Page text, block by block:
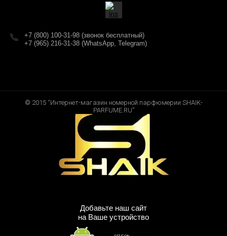
+7 (800) 100-31-98 (звонок бесплатный)
+7 (965) 216-31-38 (WhatsApp, Telegram)
© 2015 “Интернет-магазин номерной парфюмерии SHAIK-
PARFUME.RU”
Добавьте наш сайт
на Ваше устройство